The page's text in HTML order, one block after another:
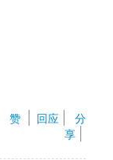
赞
回应
分
享